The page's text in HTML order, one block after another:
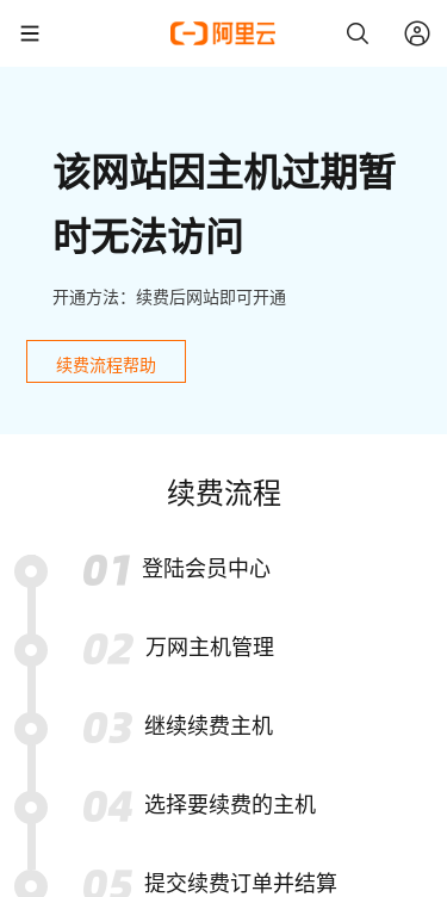
该网站因主机过期暂
时无法访问
开通方法：续费后网站即可开通
续费流程帮助
续费流程
登陆会员中心
万网主机管理
继续续费主机
选择要续费的主机
提交续费订单并结算